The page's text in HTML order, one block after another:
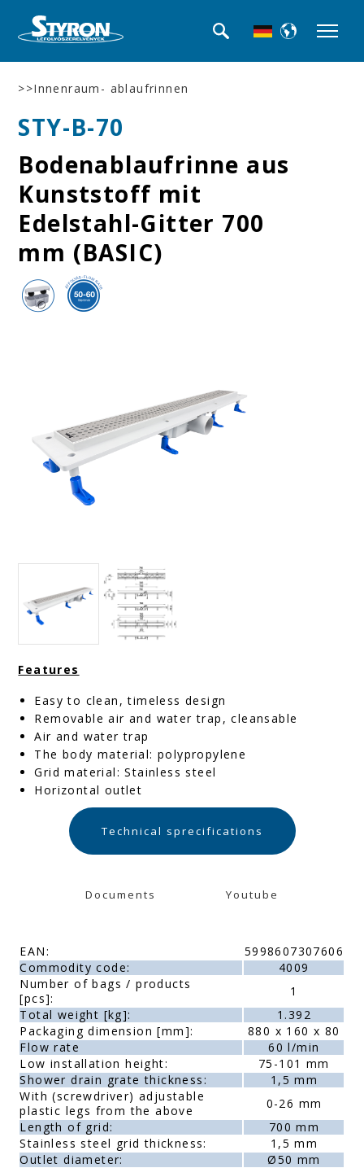
>>Innenraum- ablaufrinnen
STY-B-70
Bodenablaufrinne aus
Kunststoff mit
Edelstahl-Gitter 700
mm (BASIC)
Features
Easy to clean, timeless design
Removable air and water trap, cleansable
Air and water trap
The body material: polypropylene
Grid material: Stainless steel
Horizontal outlet
Technical sprecifications
Documents Youtube
EAN:
5998607307606
Commodity code:
4009
Number of bags / products
[pcs]:
1
Total weight [kg]:
1.392
Packaging dimension [mm]:
880 x 160 x 80
Flow rate
60 l/min
Low installation height:
75-101 mm
Shower drain grate thickness:
1,5 mm
With (screwdriver) adjustable
plastic legs from the above
0-26 mm
Length of grid:
700 mm
Stainless steel grid thickness:
1,5 mm
Outlet diameter:
Ø50 mm